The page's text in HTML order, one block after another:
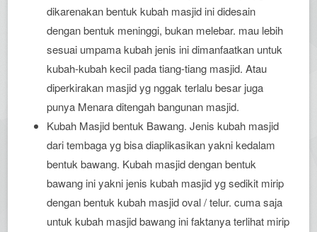
dikarenakan bentuk kubah masjid ini didesain
dengan bentuk meninggi, bukan melebar. mau lebih
sesuai umpama kubah jenis ini dimanfaatkan untuk
kubah-kubah kecil pada tiang-tiang masjid. Atau
diperkirakan masjid yg nggak terlalu besar juga
punya Menara ditengah bangunan masjid.
Kubah Masjid bentuk Bawang. Jenis kubah masjid
dari tembaga yg bisa diaplikasikan yakni kedalam
bentuk bawang. Kubah masjid dengan bentuk
bawang ini yakni jenis kubah masjid yg sedikit mirip
dengan bentuk kubah masjid oval / telur. cuma saja
untuk kubah masjid bawang ini faktanya terlihat mirip